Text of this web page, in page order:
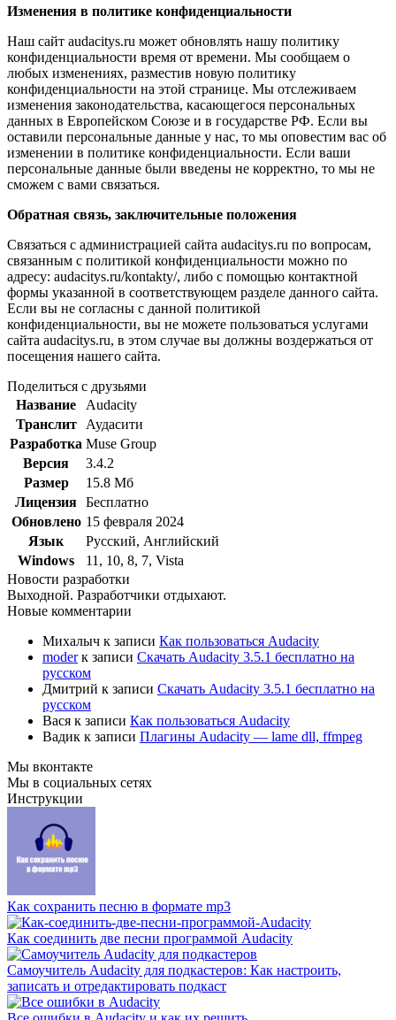
Изменения в политике конфиденциальности
Наш сайт audacitys.ru может обновлять нашу политику
конфиденциальности время от времени. Мы сообщаем о
любых изменениях, разместив новую политику
конфиденциальности на этой странице. Мы отслеживаем
изменения законодательства, касающегося персональных
данных в Европейском Союзе и в государстве РФ. Если вы
оставили персональные данные у нас, то мы оповестим вас об
изменении в политике конфиденциальности. Если ваши
персональные данные были введены не корректно, то мы не
сможем с вами связаться.
Обратная связь, заключительные положения
Связаться с администрацией сайта audacitys.ru по вопросам,
связанным с политикой конфиденциальности можно по
адресу: audacitys.ru/kontakty/, либо с помощью контактной
формы указанной в соответствующем разделе данного сайта.
Если вы не согласны с данной политикой
конфиденциальности, вы не можете пользоваться услугами
сайта audacitys.ru, в этом случае вы должны воздержаться от
посещения нашего сайта.
Поделиться с друзьями
Название
Audacity
Транслит
Аудасити
Разработка Muse Group
Версия
3.4.2
Размер
15.8 Мб
Лицензия Бесплатно
Обновлено 15 февраля 2024
Язык
Русский, Английский
Windows
11, 10, 8, 7, Vista
Новости разработки
Выходной. Разработчики отдыхают.
Новые комментарии
Михалыч к записи Как пользоваться Audacity
moderк записи Скачать Audacity 3.5.1 бесплатно на
русском
Дмитрий к записи Скачать Audacity 3.5.1 бесплатно на
русском
Вася к записи Как пользоваться Audacity
Вадик к записи Плагины Audacity — lame dll, ffmpeg
Мы вконтакте
Мы в социальных сетях
Инструкции
Как сохранить песню в формате mp3
Как соединить две песни программой Audacity
Самоучитель Audacity для подкастеров: Как настроить,
записать и отредактировать подкаст